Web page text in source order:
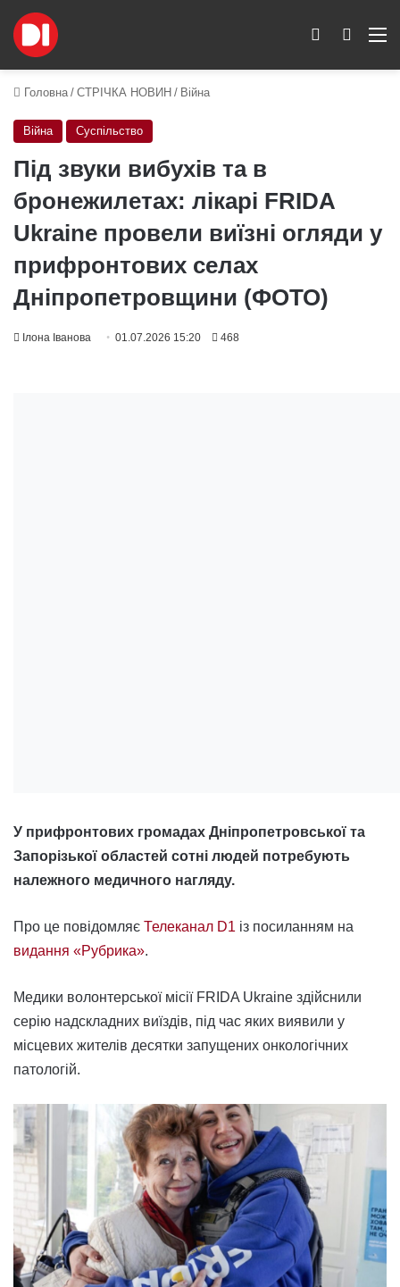
Пошук
Switch skin
Головна / СТРІЧКА НОВИН / Війна
Війна Суспільство
Під звуки вибухів та в
бронежилетах: лікарі FRIDA
Ukraine провели виїзні огляди у
прифронтових селах
Дніпропетровщини (ФОТО)
Ілона Іванова 01.07.2026 15:20 468
У прифронтових громадах Дніпропетровської та
Запорізької областей сотні людей потребують
належного медичного нагляду.
Про це повідомляє Телеканал D1 із посиланням на
видання «Рубрика».
Медики волонтерської місії FRIDA Ukraine здійснили
серію надскладних виїздів, під час яких виявили у
місцевих жителів десятки запущених онкологічних
патологій.